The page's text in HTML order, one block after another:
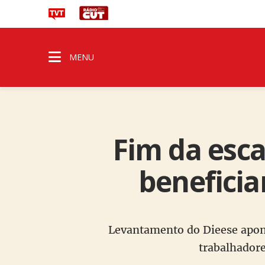
MENU
Fim da
Levantamento do Dieese